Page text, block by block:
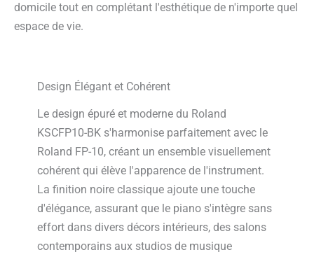
domicile tout en complétant l'esthétique de n'importe quel
espace de vie.
Design Élégant et Cohérent
Le design épuré et moderne du Roland
KSCFP10-BK s'harmonise parfaitement avec le
Roland FP-10, créant un ensemble visuellement
cohérent qui élève l'apparence de l'instrument.
La finition noire classique ajoute une touche
d'élégance, assurant que le piano s'intègre sans
effort dans divers décors intérieurs, des salons
contemporains aux studios de musique